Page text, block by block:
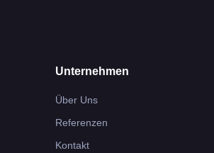
Unternehmen
Über Uns
Referenzen
Kontakt